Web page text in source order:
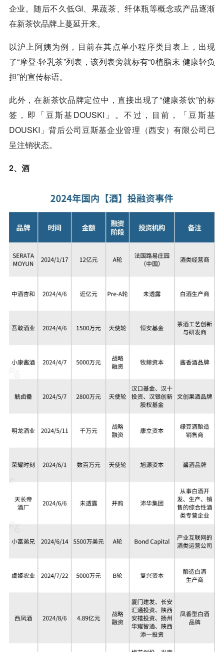
企业。随后不久低GI、果蔬茶、纤体瓶等概念或产品逐渐
在新茶饮品牌上蔓延开来。
以沪上阿姨为例，目前在其点单小程序类目表上，出现
了“摩登·轻乳茶”列表，该列表旁就标有“0植脂末 健康轻负
担”的宣传标语。
此外，在新茶饮品牌定位中，直接出现了“健康茶饮”的标
签，即「豆斯基DOUSKI」。不过，目前，「豆斯基
DOUSKI」背后公司豆斯基企业管理（西安）有限公司已
呈注销状态。
2、酒